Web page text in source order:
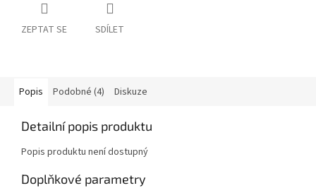
ZEPTAT SE SDÍLET
Popis Podobné (4) Diskuze
Detailní popis produktu
Popis produktu není dostupný
Doplňkové parametry